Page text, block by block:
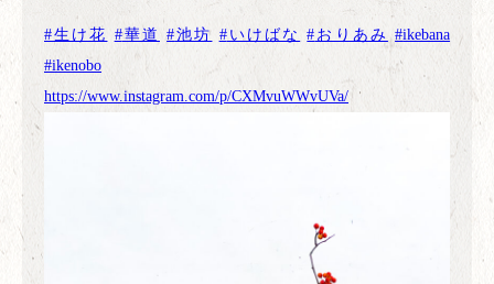
#生け花 #華道 #池坊 #いけばな # おりあみ #ikebana
#ikenobo
https://www.instagram.com/p/CXMvuWWvUVa/